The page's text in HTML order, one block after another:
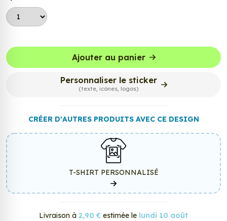
Ajouter au panier
Personnaliser le sticker
(texte, icônes, logos)
CRÉER D'AUTRES PRODUITS AVEC CE DESIGN
T-SHIRT PERSONNALISÉ
Livraison à 2,90 € estimée le lundi 10 août